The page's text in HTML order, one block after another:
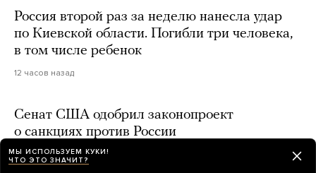
Россия второй раз за неделю нанесла удар
по Киевской области. Погибли три человека,
в том числе ребенок
12 часов назад
Сенат США одобрил законопроект
о санкциях против России
день назад
МЫ ИСПОЛЬЗУЕМ КУКИ!
ЧТО ЭТО ЗНАЧИТ?